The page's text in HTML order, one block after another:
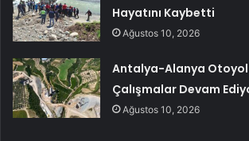
Hayatını Kaybetti
Ağustos 10, 2026
Antalya-Alanya
Çalışmalar Devam
Ağustos 10, 2026